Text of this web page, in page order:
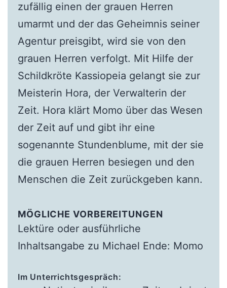
zufällig einen der grauen Herren
umarmt und der das Geheimnis seiner
Agentur preisgibt, wird sie von den
grauen Herren verfolgt. Mit Hilfe der
Schildkröte Kassiopeia gelangt sie zur
Meisterin Hora, der Verwalterin der
Zeit. Hora klärt Momo über das Wesen
der Zeit auf und gibt ihr eine
sogenannte Stundenblume, mit der sie
die grauen Herren besiegen und den
Menschen die Zeit zurückgeben kann.
MÖGLICHE VORBEREITUNGEN
Lektüre oder ausführliche
Inhaltsangabe zu Michael Ende: Momo
Im Unterrichtsgespräch: